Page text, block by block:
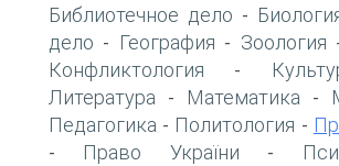
Библиотечное дело -
дело - География - Зоология
Конфликтология -
Литература - Математика -
Педагогика - Политология -
- Право України -